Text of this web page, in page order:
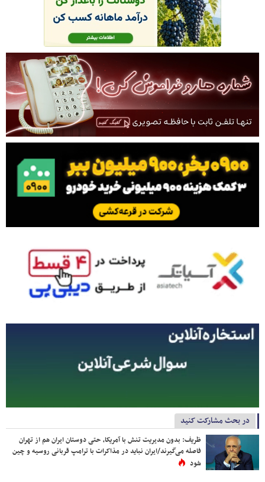
در بحث مشارکت کنید
ظریف: بدون مدیریت تنش با آمریکا، حتی دوستان ایران هم از تهران
فاصله می‌گیرند/ایران نباید در مذاکرات با ترامپ قربانی روسیه و چین
شود